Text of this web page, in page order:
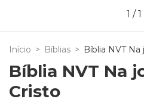
1 /1
Início > Bíblias > Bíblia NVT
Bíblia NVT Na
Cristo